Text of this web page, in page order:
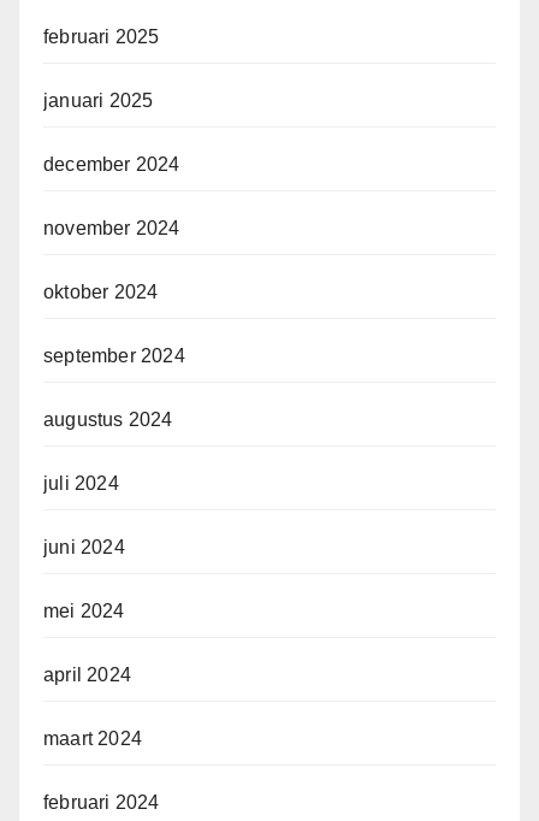
februari 2025
januari 2025
december 2024
november 2024
oktober 2024
september 2024
augustus 2024
juli 2024
juni 2024
mei 2024
april 2024
maart 2024
februari 2024